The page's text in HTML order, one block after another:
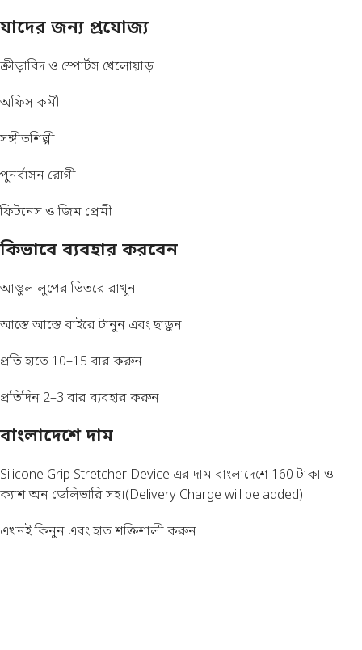
যাদের জন্য প্রযোজ্য
ক্রীড়াবিদ ও স্পোর্টস খেলোয়াড়
অফিস কর্মী
সঙ্গীতশিল্পী
পুনর্বাসন রোগী
ফিটনেস ও জিম প্রেমী
কিভাবে ব্যবহার করবেন
আঙুল লুপের ভিতরে রাখুন
আস্তে আস্তে বাইরে টানুন এবং ছাড়ুন
প্রতি হাতে 10–15 বার করুন
প্রতিদিন 2–3 বার ব্যবহার করুন
বাংলাদেশে দাম
Silicone Grip Stretcher Device এর দাম বাংলাদেশে 160 টাকা ও
ক্যাশ অন ডেলিভারি সহ।(Delivery Charge will be added)
এখনই কিনুন এবং হাত শক্তিশালী করুন